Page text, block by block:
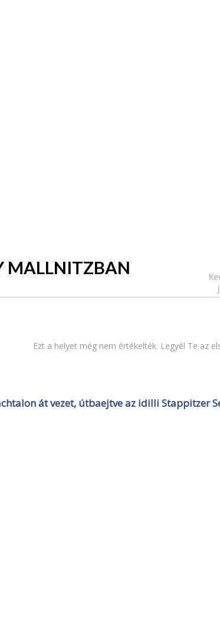
MALLNITZBAN
Ezt a helyet még nem értékelték. Legyél Te az
át vezet, útbaejtve az idilli Stappitzer